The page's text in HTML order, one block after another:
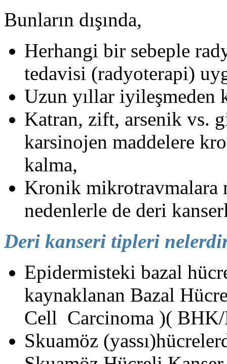
Bunların dışında,
Herhangi bir sebeple
tedavisi (radyoterapi)
Uzun yıllar iyileşmeden
Katran, zift, arsenik vs.
karsinojen maddelere
kalma,
Kronik mikrotravmalara
nedenlerle de deri
Deri kanseri tipleri
Epidermisteki bazal
kaynaklanan Bazal
Cell Carcinoma )(
Skuamöz